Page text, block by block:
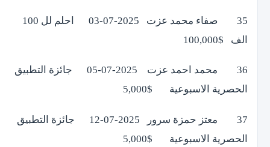
35 صفاء محمد عزت 2025-07-03 احلم لل 100
الف $100,000
36 محمد احمد عزت 2025-07-05 جائزة التطبيق
الحصرية الاسبوعية $5,000
37 معتز حمزة سرور 2025-07-12 جائزة التطبيق
الحصرية الاسبوعية $5,000